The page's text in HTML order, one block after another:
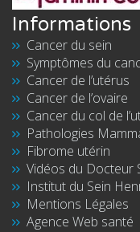
Informations
Cancer du sein
Symptômes du
Cancer de l’utérus
Cancer de l’ovaire
Cancer du col de
Pathologies
Fibrome utérin
Vidéos du Docteur
Institut du Sein
Mentions Légales
Agence Web santé